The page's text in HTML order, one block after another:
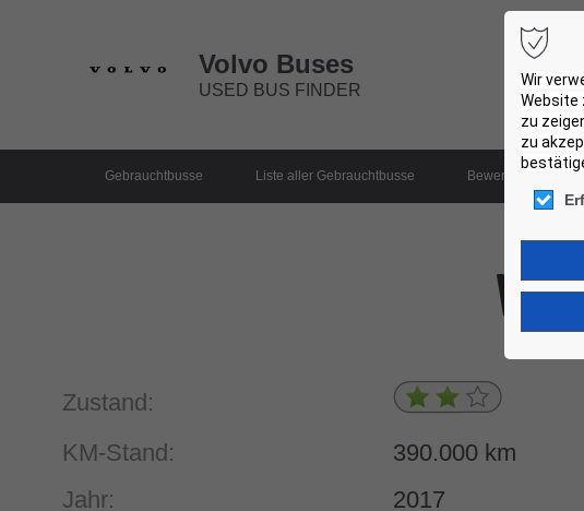
Wir
Website
zu
zu
Volvo Buses
USED BUS FINDER
Gebrauchtbusse Liste aller Gebrauchtbusse Bewertungssystem
Zustand:
KM-Stand:
390.000 km
Jahr:
2017